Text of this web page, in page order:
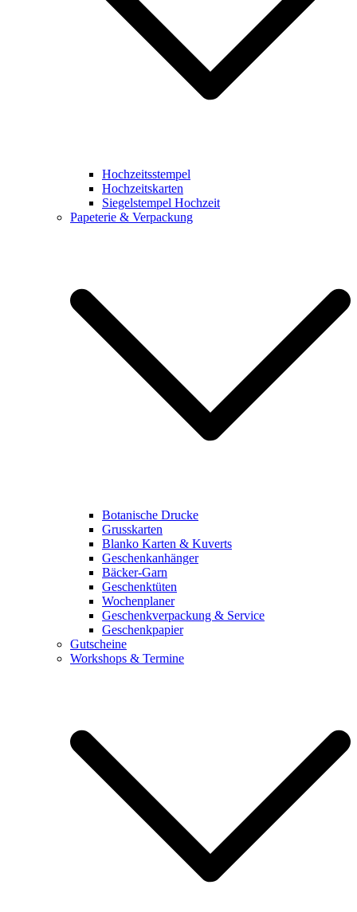
Hochzeitsstempel
Hochzeitskarten
Siegelstempel Hochzeit
Papeterie & Verpackung
Botanische Drucke
Grusskarten
Blanko Karten & Kuverts
Geschenkanhänger
Bäcker-Garn
Geschenktüten
Wochenplaner
Geschenkverpackung & Service
Geschenkpapier
Gutscheine
Workshops & Termine